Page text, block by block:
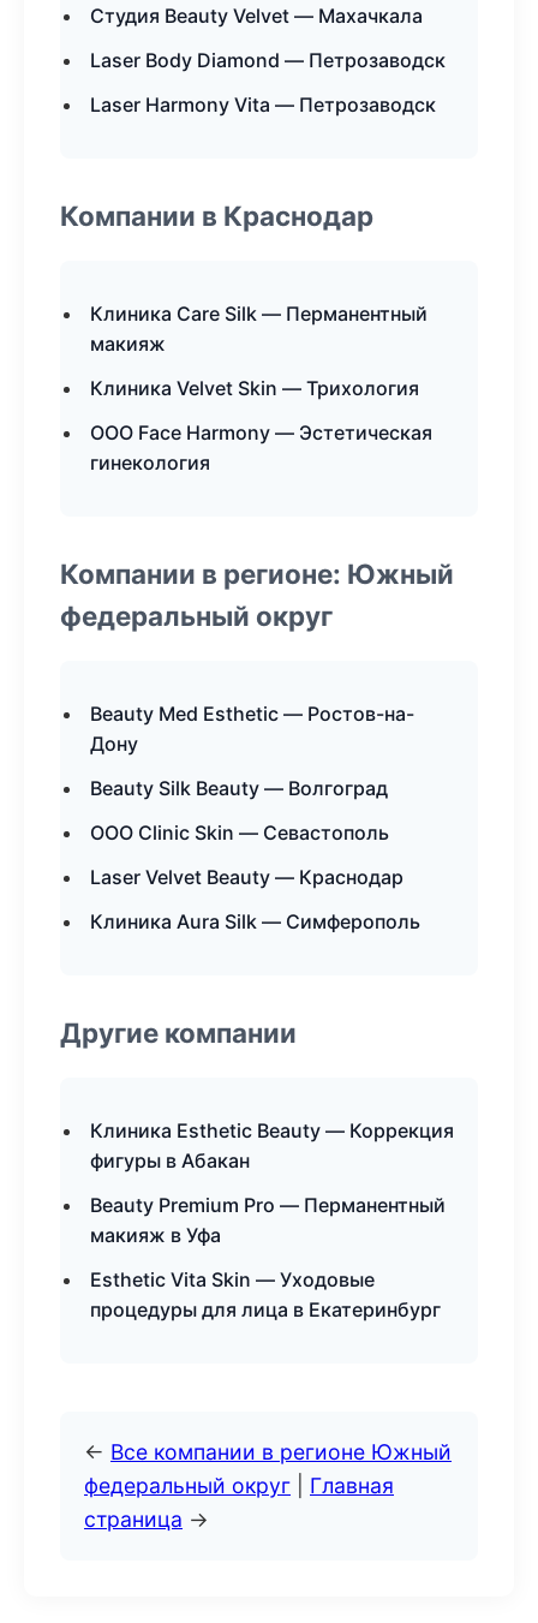
Студия Beauty Velvet — Махачкала
Laser Body Diamond — Петрозаводск
Laser Harmony Vita — Петрозаводск
Компании в Краснодар
Клиника Care Silk — Перманентный
макияж
Клиника Velvet Skin — Трихология
ООО Face Harmony — Эстетическая
гинекология
Компании в регионе: Южный
федеральный округ
Beauty Med Esthetic — Ростов-на-
Дону
Beauty Silk Beauty — Волгоград
ООО Clinic Skin — Севастополь
Laser Velvet Beauty — Краснодар
Клиника Aura Silk — Симферополь
Другие компании
Клиника Esthetic Beauty — Коррекция
фигуры в Абакан
Beauty Premium Pro — Перманентный
макияж в Уфа
Esthetic Vita Skin — Уходовые
процедуры для лица в Екатеринбург
← Все компании в регионе Южный
федеральный округ
Главная
страница →